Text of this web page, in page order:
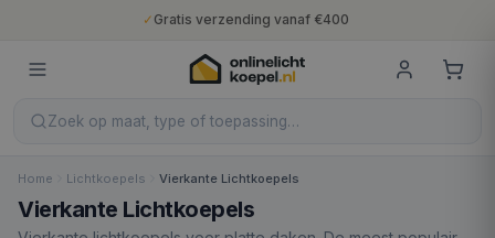
✓ Gratis verzending vanaf €400
10 jaar fabrieksgarantie
Nederlandse productie
Zoek op maat, type of toepassing…
Home Lichtkoepels Vierkante Lichtkoepels
Vierkante Lichtkoepels